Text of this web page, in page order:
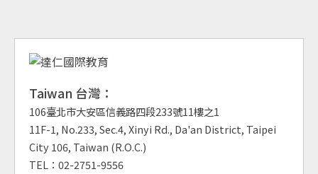
Taiwan 台灣：
106臺北市大安區信義路四段233號11樓之1
11F-1, No.233, Sec.4, Xinyi Rd., Da'an District, Taipei
City 106, Taiwan (R.O.C.)
TEL：02-2751-9556